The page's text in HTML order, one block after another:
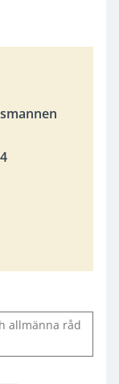
allmänna råd